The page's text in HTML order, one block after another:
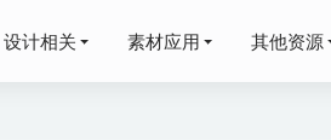
设计相关 素材应用 其他资源